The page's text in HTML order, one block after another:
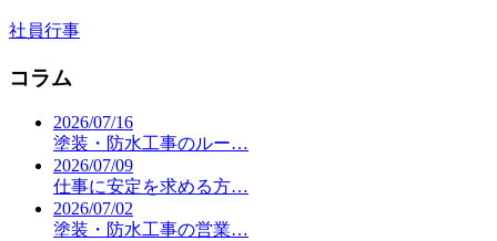
社員行事
コラム
2026/07/16
塗装・防水工事のルー…
2026/07/09
仕事に安定を求める方…
2026/07/02
塗装・防水工事の営業…